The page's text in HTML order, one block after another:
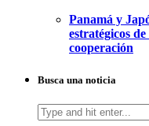
Panamá y
estratégicos
cooperación
Busca una noticia
Search